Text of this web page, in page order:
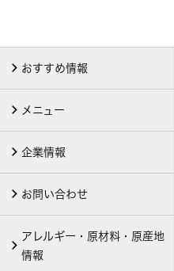
おすすめ情報
メニュー
企業情報
お問い合わせ
アレルギー・原材料・原産地
情報